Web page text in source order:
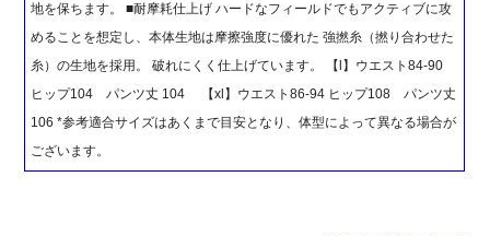
地を保ちます。 ■耐摩耗仕上げ ハードなフィールドでもアクティブに攻
めることを想定し、本体生地は摩擦強度に優れた 強撚糸（撚り合わせた
糸）の生地を採用。 破れにくく仕上げています。 【l】ウエスト84-90
ヒップ104 パンツ丈 104 【xl】ウエスト86-94 ヒップ108 パンツ丈
106 *参考適合サイズはあくまで目安となり、体型によって異なる場合が
ございます。